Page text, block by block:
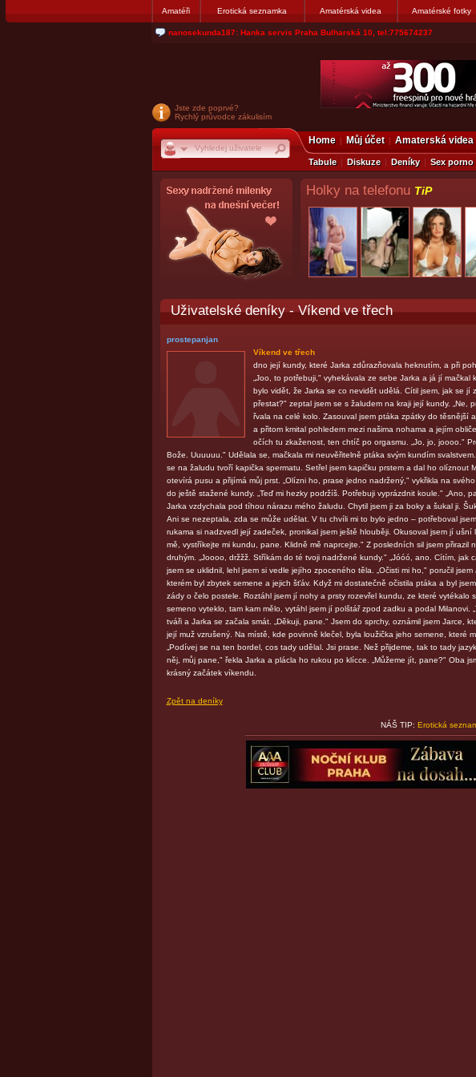
Amatéři Erotická seznamka Amatérská videa Amatérské fotky
nanosekunda187: Hanka servis Praha Bulharská 10, tel:775674237
Jste zde poprvé?
Rychlý průvodce zákulisím
Home Můj účet Amaterská videa
Tabule Diskuze Deníky Sex porno
Holky na telefonu TiP
Uživatelské deníky-Víkend ve třech
prostepanjan
Víkend ve třech
dno její kundy, které Jarka zdůrazňovala heknutím, a při
„Joo, to potřebuji," vyhekávala ze sebe Jarka a já jí
bylo vidět, že Jarka se co nevidět udělá. Cítil jsem, jak se
přestat?" zeptal jsem se s žaludem na kraji její kundy. „Ne,
řvala na celé kolo. Zasouval jsem ptáka zpátky do těsnější
a přitom kmital pohledem mezi našima nohama a jejím
očích tu zkaženost, ten chtíč po orgasmu. „Jo, jo, joooo."
Bože. Uuuuuu." Udělala se, mačkala mi neuvěřitelně ptáka svým kundím
se na žaludu tvoří kapička spermatu. Setřel jsem kapičku prstem a dal ho olíznout
otevírá pusu a přijímá můj prst. „Olízni ho, prase jedno nadržený," vykřikla na
do ještě stažené kundy. „Teď mi hezky podržíš. Potřebuji vyprázdnit koule." „Ano,
Jarka vzdychala pod tíhou nárazu mého žaludu. Chytil jsem ji za boky a šukal ji.
Ani se nezeptala, zda se může udělat. V tu chvíli mi to bylo jedno – potřeboval
rukama si nadzvedl její zadeček, pronikal jsem ještě hlouběji. Okusoval jsem jí ušní
mě, vystříkejte mi kundu, pane. Klidně mě naprcejte." Z posledních sil jsem
druhým. „Joooo, držžž. Stříkám do té tvoji nadržené kundy." „Jóóó, ano. Cítím,
jsem se uklidnil, lehl jsem si vedle jejího zpoceného těla. „Očisti mi ho," poručil
kterém byl zbytek semene a jejich šťáv. Když mi dostatečně očistila ptáka a byl
zády o čelo postele. Roztáhl jsem jí nohy a prsty rozevřel kundu, ze které
semeno vyteklo, tam kam mělo, vytáhl jsem jí polštář zpod zadku a podal Milanovi.
tváři a Jarka se začala smát. „Děkuji, pane." Jsem do sprchy, oznámil jsem Jarce,
její muž vzrušený. Na místě, kde povinně klečel, byla loužička jeho semene, které
„Podívej se na ten bordel, cos tady udělal. Jsi prase. Než přijdeme, tak to tady
něj, můj pane," řekla Jarka a plácla ho rukou po klícce. „Můžeme jít, pane?" Oba
krásný začátek víkendu.
Zpět na deníky
NÁŠ TIP: Erotická